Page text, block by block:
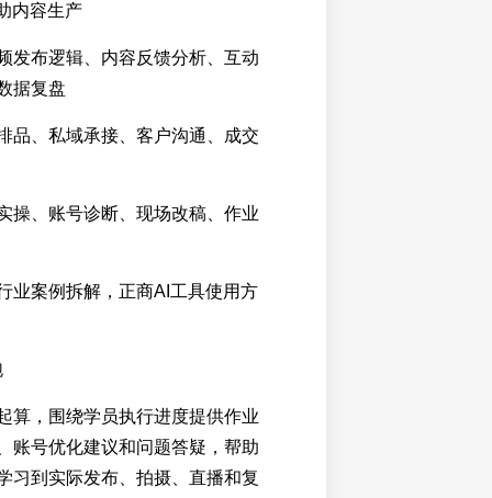
内容生产
发布逻辑、内容反馈分析、互动
据复盘
品、私域承接、客户沟通、成交
操、账号诊断、现场改稿、作业
业案例拆解，正商AI工具使用方
算，围绕学员执行进度提供作业
账号优化建议和问题答疑，帮助
习到实际发布、拍摄、直播和复